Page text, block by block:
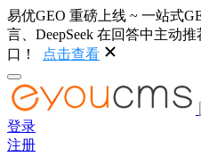
易优GEO 重磅上线 ~ 一站式
言、DeepSeek 在回答中主动
口！
点击查看
登录
注册